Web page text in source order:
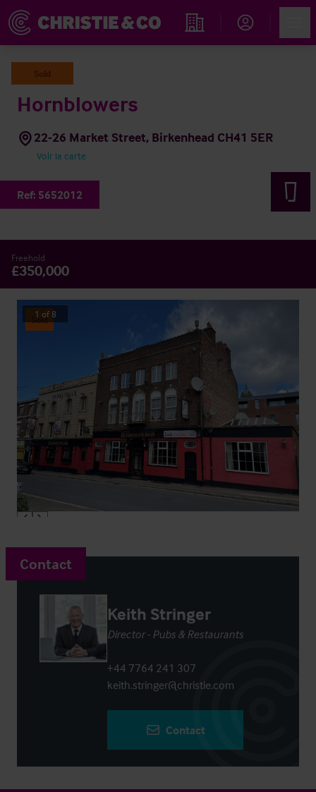
Rechercher un hôtel
Sold
Hornblowers
22-26 Market Street, Birkenhead CH41 5ER
Voir la carte
Ref: 5652012
Freehold
£350,000
Sold
1 of 8
Contact
Keith Stringer
Director - Pubs & Restaurants
+44 7764 241 307
keith.stringer@christie.com
Contact